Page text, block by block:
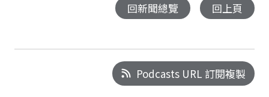
回新聞總覽 回上頁
Podcasts URL 訂閱複製